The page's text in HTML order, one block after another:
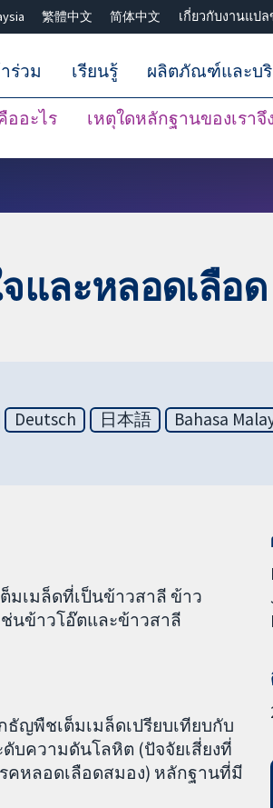
繁體中文 简体中文 เกี่ยวกับงานแปล
ออะไร เหตุใดหลักฐานของเราจึ
ร่วม เรียนรู้ ผลิตภัณฑ์และบ
และหลอดเลือด
Deutsch 日本語 Bahasa
เมล็ดที่เป็นข้าวสาลี ข้าว
นข้าวโอ๊ตและข้าวสาลี
ธัญพืชเต็มเมล็ดเปรียบเทียบกับ
บความดันโลหิต (ปัจจัยเสี่ยงที่
คหลอดเลือดสมอง) หลักฐานที่มี